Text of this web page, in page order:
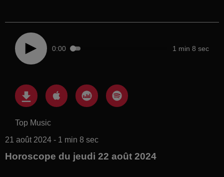
0:00 1 min 8 sec
Top Music
21 août 2024 - 1 min 8 sec
Horoscope du jeudi 22 août 2024